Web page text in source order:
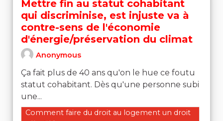
Mettre fin au statut cohabitant
qui discriminise, est injuste va à
contre-sens de l'économie
d'énergie/préservation du climat
Anonymous
Ça fait plus de 40 ans qu'on le hue ce foutu
statut cohabitant. Dès qu'une personne subi
une...
Filtrer les résultats de la catégorie : Comment faire
Comment faire du droit au logement un droit